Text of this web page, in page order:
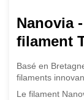
Nanovia
filament
Basé en
filaments
Le filament